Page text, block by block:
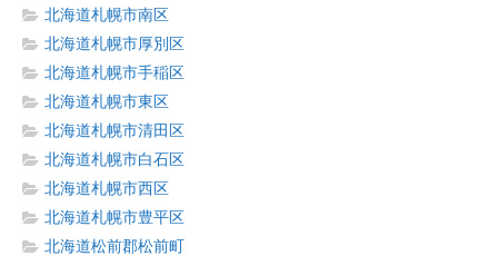
北海道札幌市南区
北海道札幌市厚別区
北海道札幌市手稲区
北海道札幌市東区
北海道札幌市清田区
北海道札幌市白石区
北海道札幌市西区
北海道札幌市豊平区
北海道松前郡松前町